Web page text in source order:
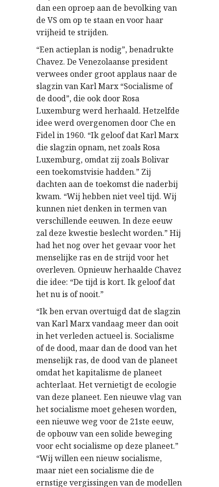
dan een oproep aan de bevolking van
de VS om op te staan en voor haar
vrijheid te strijden.
“Een actieplan is nodig”, benadrukte
Chavez. De Venezolaanse president
verwees onder groot applaus naar de
slagzin van Karl Marx “Socialisme of
de dood”, die ook door Rosa
Luxemburg werd herhaald. Hetzelfde
idee werd overgenomen door Che en
Fidel in 1960. “Ik geloof dat Karl Marx
die slagzin opnam, net zoals Rosa
Luxemburg, omdat zij zoals Bolivar
een toekomstvisie hadden.” Zij
dachten aan de toekomst die naderbij
kwam. “Wij hebben niet veel tijd. Wij
kunnen niet denken in termen van
verschillende eeuwen. In deze eeuw
zal deze kwestie beslecht worden.” Hij
had het nog over het gevaar voor het
menselijke ras en de strijd voor het
overleven. Opnieuw herhaalde Chavez
die idee: “De tijd is kort. Ik geloof dat
het nu is of nooit.”
“Ik ben ervan overtuigd dat de slagzin
van Karl Marx vandaag meer dan ooit
in het verleden actueel is. Socialisme
of de dood, maar dan de dood van het
menselijk ras, de dood van de planeet
omdat het kapitalisme de planeet
achterlaat. Het vernietigt de ecologie
van deze planeet. Een nieuwe vlag van
het socialisme moet gehesen worden,
een nieuwe weg voor de 21ste eeuw,
de opbouw van een solide beweging
voor echt socialisme op deze planeet.”
“Wij willen een nieuw socialisme,
maar niet een socialisme die de
ernstige vergissingen van de modellen